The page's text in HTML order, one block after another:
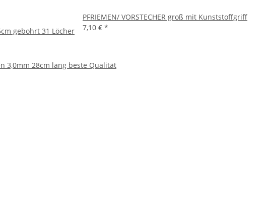
gebohrt 31 Löcher
PFRIEMEN/ VORSTECHER groß mit Kunststoffgriff
7,10 € *